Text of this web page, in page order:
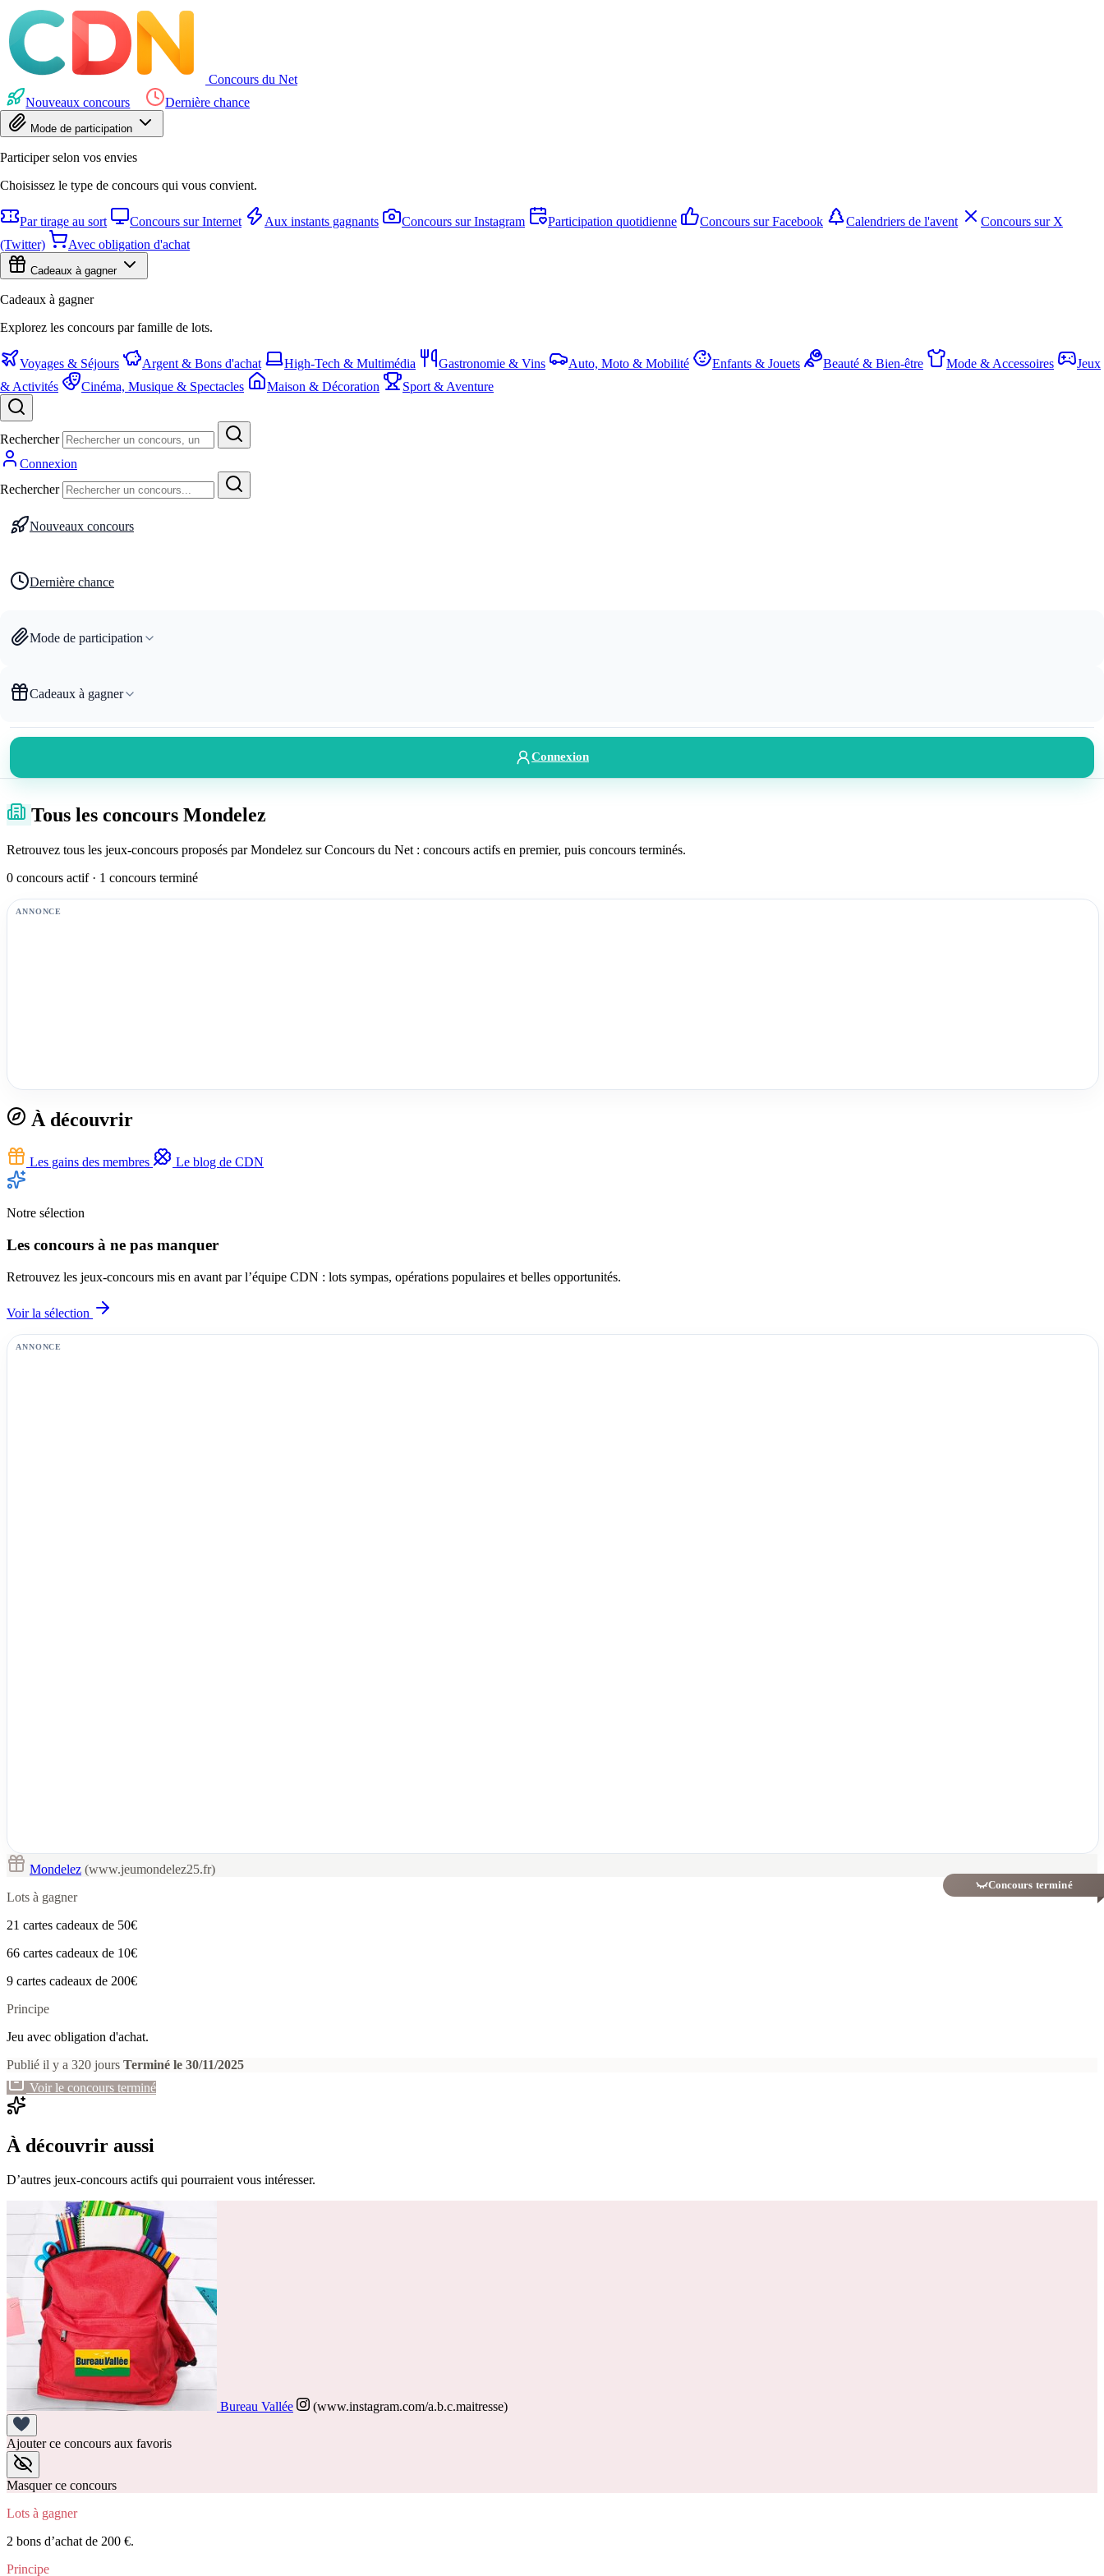
Concours du Net
Nouveaux concours
Dernière chance
Mode de participation
Participer selon vos envies
Choisissez le type de concours qui vous convient.
Par tirage au sort Concours sur Internet Aux instants gagnants Concours sur Instagram Participation quotidienne Concours sur Facebook Calendriers de l'avent
Concours sur X
(Twitter)
Avec obligation d'achat
Cadeaux à gagner
Cadeaux à gagner
Explorez les concours par famille de lots.
Voyages & Séjours Argent & Bons d'achat High-Tech & Multimédia Gastronomie & Vins Auto, Moto & Mobilité Enfants & Jouets Beauté & Bien-être Mode & Accessoires
Jeux
& Activités
Cinéma, Musique & Spectacles Maison & Décoration Sport & Aventure
Rechercher
Connexion
Rechercher
Nouveaux concours
Dernière chance
Mode de participation
Cadeaux à gagner
Connexion
Tous les concours Mondelez
Retrouvez tous les jeux-concours proposés par Mondelez sur Concours du Net : concours actifs en premier, puis concours terminés.
0 concours actif · 1 concours terminé
ANNONCE
À découvrir
Les gains des membres Le blog de CDN
Notre sélection
Les concours à ne pas manquer
Retrouvez les jeux-concours mis en avant par l’équipe CDN : lots sympas, opérations populaires et belles opportunités.
Voir la sélection
ANNONCE
Concours terminé
Mondelez (www.jeumondelez25.fr)
Lots à gagner
21 cartes cadeaux de 50€
66 cartes cadeaux de 10€
9 cartes cadeaux de 200€
Principe
Jeu avec obligation d'achat.
Publié il y a 320 jours Terminé le 30/11/2025
Voir le concours terminé
À découvrir aussi
D’autres jeux-concours actifs qui pourraient vous intéresser.
Bureau Vallée (www.instagram.com/a.b.c.maitresse)
Ajouter ce concours aux favoris
Masquer ce concours
Lots à gagner
2 bons d’achat de 200 €.
Principe